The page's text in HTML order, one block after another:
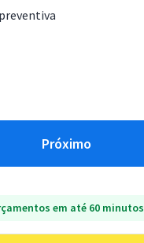
Próximo
em até 60 minutos